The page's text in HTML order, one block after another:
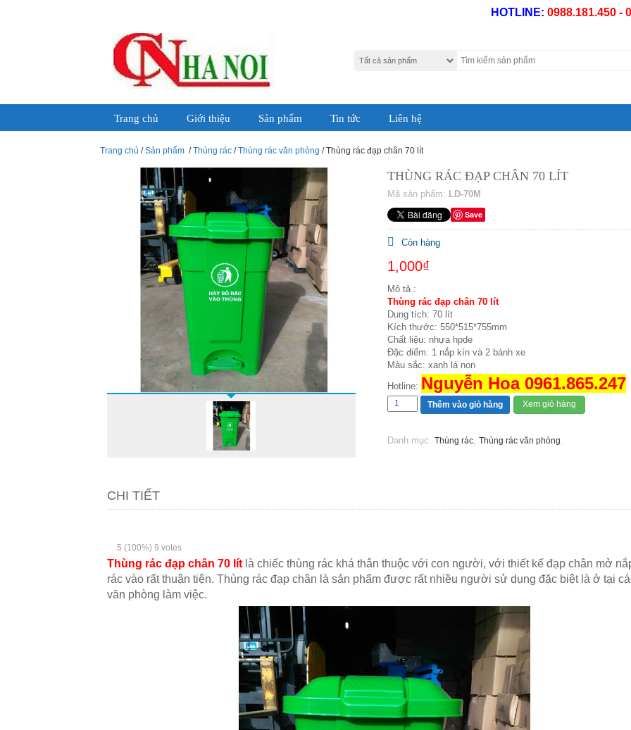
HOTLINE: 0988.181.450 -
Trang chủ Giới thiệu Sản phẩm Tin tức Liên hệ
Trang chủ /Sản phẩm /Thùng rác /Thùng rác văn phòng / Thùng rác đạp chân 70 lít
THÙNG RÁC ĐẠP CHÂN 70 LÍT
Mã sản phẩm: LD-70M
Save
Còn hàng
1,000₫
Mô tả :
Thùng rác đạp chân 70 lít
Dung tích: 70 lít
Kích thước: 550*515*755mm
Chất liệu: nhựa hpde
Đặc điểm: 1 nắp kín và 2 bánh xe
Màu sắc: xanh lá non
Hotline: Nguyễn Hoa 0961.865.247
Thêm vào giỏ hàng Xem giỏ hàng
Danh mục: Thùng rác, Thùng rác văn phòng.
CHI TIẾT
5 (100%) 9 votes
Thùng rác đạp chân 70 lítlà chiếc thùng rác khá thân thuộc với con người, với thiết kế đạp chân mở
rác vào rất thuận tiện. Thùng rác đạp chân là sản phẩm được rất nhiều người sử dụng đặc biệt là ở tại
văn phòng làm việc.